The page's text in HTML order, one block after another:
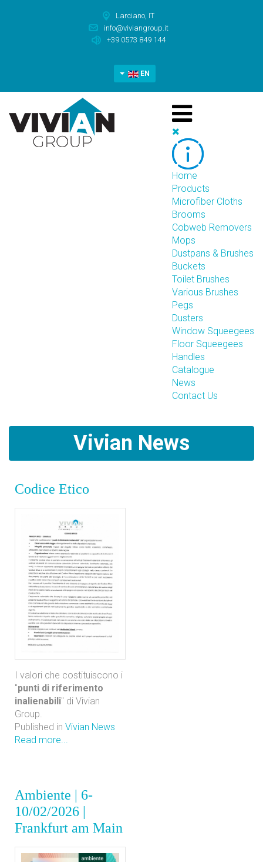
Larciano, IT
info@viviangroup.it
+39 0573 849 144
EN
Home
Products
Microfiber Cloths
Brooms
Cobweb Removers
Mops
Dustpans & Brushes
Buckets
Toilet Brushes
Various Brushes
Pegs
Dusters
Window Squeegees
Floor Squeegees
Handles
Catalogue
News
Contact Us
Vivian News
Codice Etico
I valori che costituiscono i
"punti di riferimento
inalienabili" di Vivian
Group.
Published in Vivian News
Read more...
Ambiente | 6-
10/02/2026 |
Frankfurt am Main